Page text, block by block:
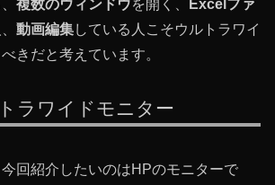
複数のウィンドウを開く、
Excelファ
動画編集している人こそウルトラワイ
きだと考えています。
ラワイドモニター
回紹介したいのはHPのモニターで